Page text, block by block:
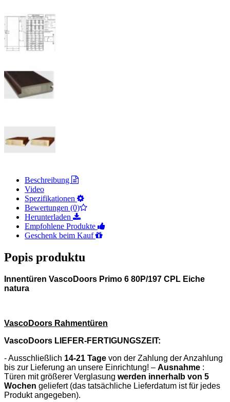
Beschreibung
Video
Spezifikationen
Bewertungen (0)
Herunterladen
Empfohlene Produkte
Geschenk beim Kauf
Popis produktu
Innentüren VascoDoors Primo 6 80P/197 CPL Eiche
natura
VascoDoors Rahmentüren
VascoDoors LIEFER-FERTIGUNGSZEIT:
- Ausschließlich 14-21 Tage von der Zahlung der Anzahlung
bis zur Lieferung an unsere Einrichtung! – Ausnahme :
Türen mit größerer Verglasung werden innerhalb von 5
Wochen geliefert (das tatsächliche Lieferdatum ist für jedes
Produkt angegeben).